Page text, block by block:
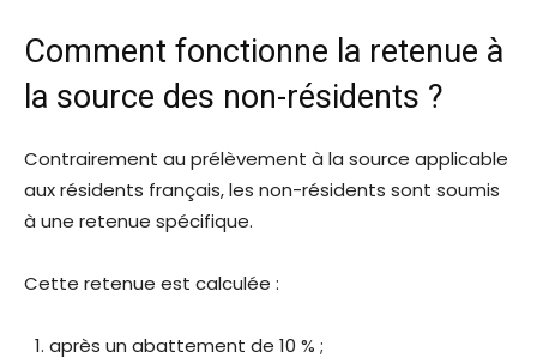
Comment fonctionne la retenue à
la source des non-résidents ?
Contrairement au prélèvement à la source applicable
aux résidents français, les non-résidents sont soumis
à une retenue spécifique.
Cette retenue est calculée :
après un abattement de 10 % ;